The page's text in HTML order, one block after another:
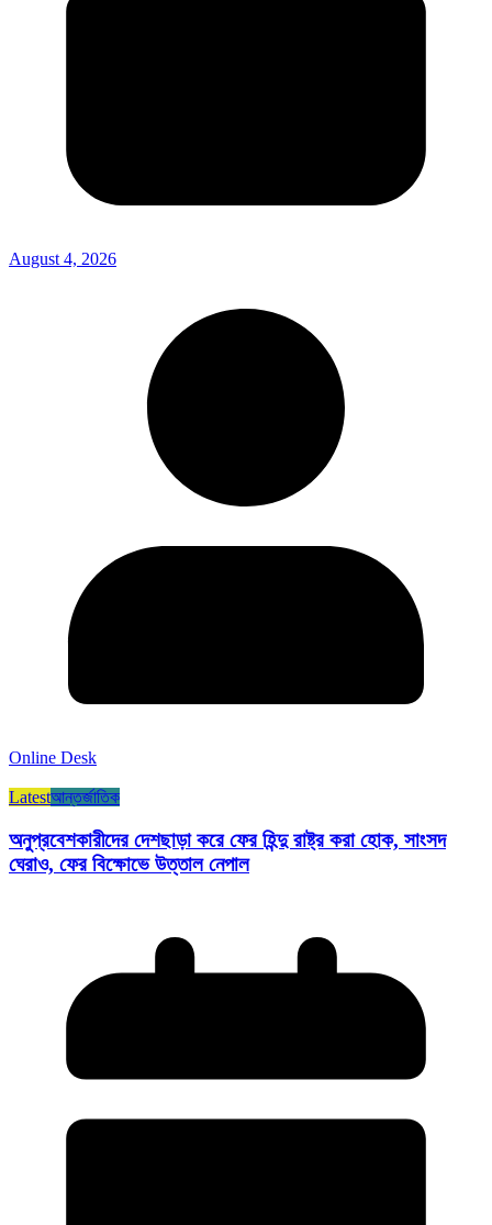
August 4, 2026
Online Desk
Latestআন্তর্জাতিক
অনুপ্রবেশকারীদের দেশছাড়া করে ফের হিন্দু রাষ্ট্র করা হোক, সাংসদ
ঘেরাও, ফের বিক্ষোভে উত্তাল নেপাল